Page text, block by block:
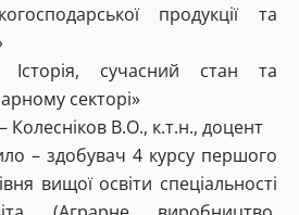
продукції та
сучасний стан та
секторі»
Колесніков В.О., к.т.н., доцент
– здобувач 4 курсу першого
вищої освіти спеціальності